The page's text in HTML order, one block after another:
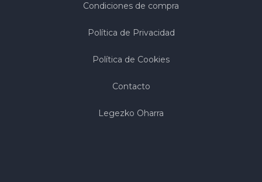
Condiciones de compra
Política de Privacidad
Política de Cookies
Contacto
Legezko Oharra